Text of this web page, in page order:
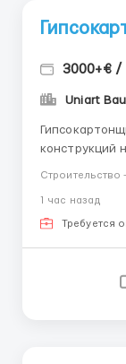
3000+€ /
Uniart Bau
конструкций
элементы
выполняется
месте,
Строительство
1 час назад
Требуется